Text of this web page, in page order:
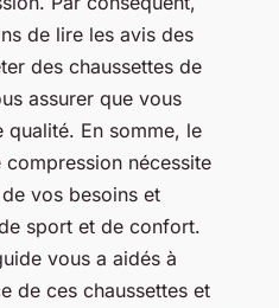
de lire les avis des
des chaussettes de
assurer que vous
En somme, le
nécessite
vos besoins et
sport et de confort.
vous a aidés à
de ces chaussettes et